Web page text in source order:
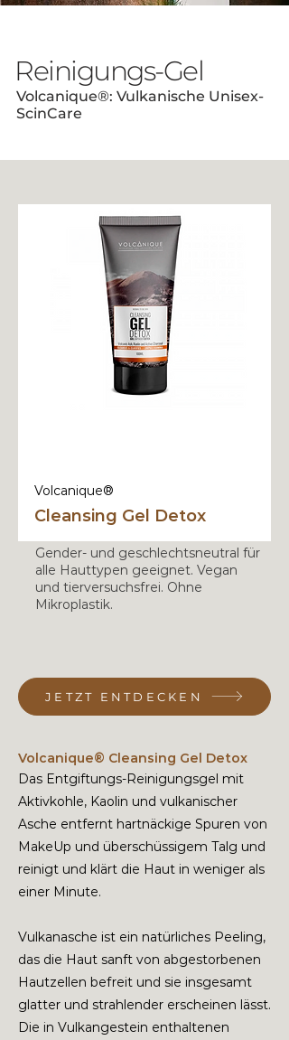
Reinigungs-Gel
Volcanique®: Vulkanische Unisex-
ScinCare
Cleansing Gel Detox
Volcanique®
Gender- und geschlechtsneutral für
alle Hauttypen geeignet. Vegan
und tierversuchsfrei. Ohne
Mikroplastik.
JETZT ENTDECKEN
Volcanique® Cleansing Gel Detox
Das Entgiftungs-Reinigungsgel mit
Aktivkohle, Kaolin und vulkanischer
Asche entfernt hartnäckige Spuren von
MakeUp und überschüssigem Talg und
reinigt und klärt die Haut in weniger als
einer Minute.
Vulkanasche ist ein natürliches Peeling,
das die Haut sanft von abgestorbenen
Hautzellen befreit und sie insgesamt
glatter und strahlender erscheinen lässt.
Die in Vulkangestein enthaltenen